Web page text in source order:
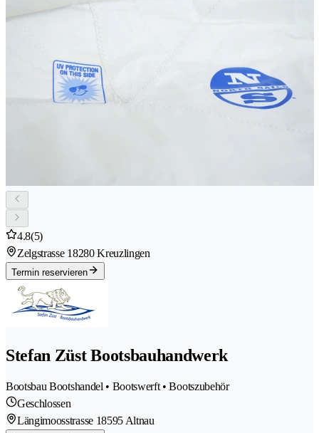
4.8(5)
Zelgstrasse 18280 Kreuzlingen
Termin reservieren
Stefan Züst Bootsbauhandwerk
Bootsbau Bootshandel • Bootswerft • Bootszubehör
Geschlossen
Längimoosstrasse 18595 Altnau